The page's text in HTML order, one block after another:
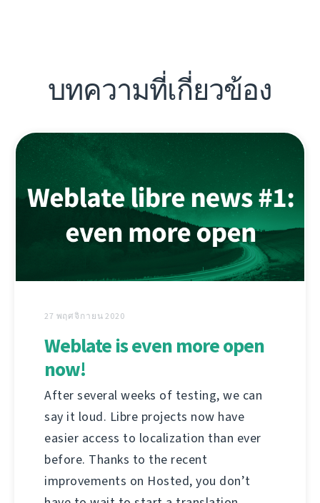
บทความที่เกี่ยวข้อง
27 พฤศจิกายน 2020
Weblate is even more open
now!
After several weeks of testing, we can
say it loud. Libre projects now have
easier access to localization than ever
before. Thanks to the recent
improvements on Hosted, you don’t